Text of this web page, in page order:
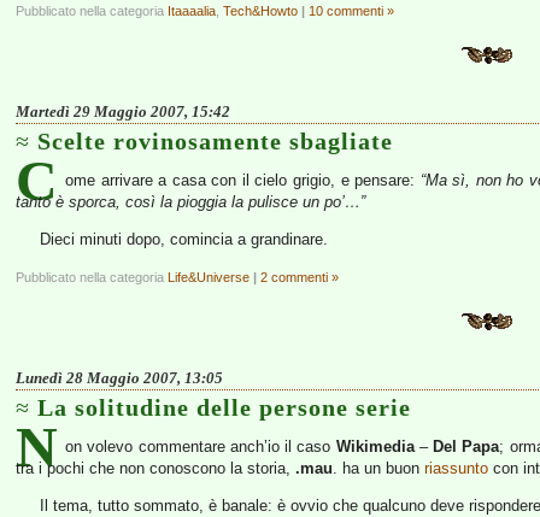
Pubblicato nella categoria Itaaaalia Tech&Howto | 10 commenti »
Martedì 29 Maggio 2007, 15:42
Scelte rovinosamente sbagliate
C ome arrivare a casa con il cielo grigio, e pensare: “Ma sì, non ho
tanto è sporca, così la pioggia la pulisce un po’…”
Dieci minuti dopo, comincia a grandinare.
Pubblicato nella categoria Life&Universe | 2 commenti »
Lunedì 28 Maggio 2007, 13:05
La solitudine delle persone serie
N on volevo commentare anch’io il caso Wikimedia– Del Papa;
tra i pochi che non conoscono la storia, .mau. ha un buon riassunto con
Il tema, tutto sommato, è banale: è ovvio che qualcuno deve